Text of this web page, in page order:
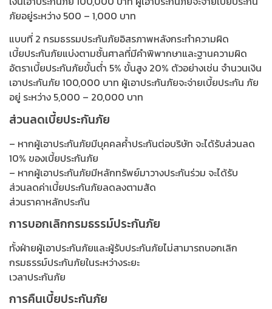
ภัยอยู่ระหว่าง 500 – 1,000 บาท
แบบที่ 2 กรมธรรมประกันภัยอิสรภาพหลังกระทำความผิด
เบี้ยประกันภัยแบ่งตามชั้นศาลที่มีคำพิพากษาและฐานความผิด
อัตราเบี้ยประกันภัยขั้นต่ำ 5% ขั้นสูง 20% ตัวอย่างเช่น จำนวนเงิน
เอาประกันภัย 100,000 บาท ผู้เอาประกันภัยจะจ่ายเบี้ยประกัน ภัย
อยู่ ระหว่าง 5,000 – 20,000 บาท
ส่วนลดเบี้ยประกันภัย
– หากผู้เอาประกันภัยมีบุคคลค้ำประกันต่อบริษัท จะได้รับส่วนลด
10% ของเบี้ยประกันภัย
– หากผู้เอาประกันภัยมีหลักทรัพย์มาวางประกันร่วม จะได้รับ
ส่วนลดค่าเบี้ยประกันภัยลดลงตามสัด
ส่วนราคาหลักประกัน
การบอกเลิกกรมธรรม์ประกันภัย
ทั้งฝ่ายผู้เอาประกันภัยและผู้รับประกันภัยไม่สามารถบอกเลิก
กรมธรรม์ประกันภัยในระหว่างระยะ
เวลาประกันภัย
การคืนเบี้ยประกันภัย